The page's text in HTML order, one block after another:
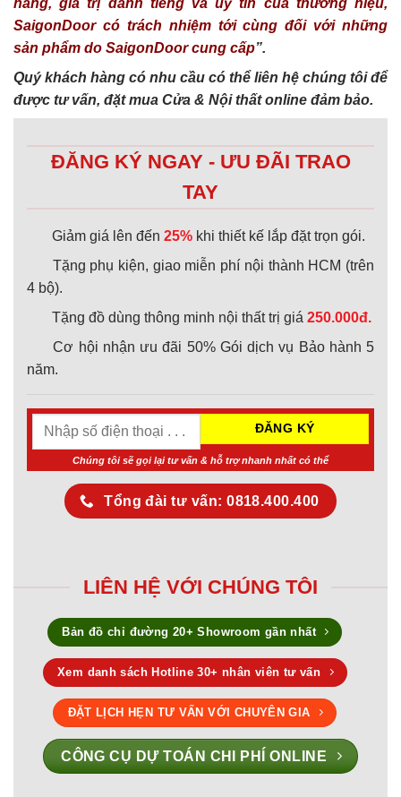
SaigonDoor có trách nhiệm tới cùng đối với những
sản phẩm do SaigonDoor cung cấp”.
Quý khách hàng có nhu cầu có thể liên hệ chúng tôi để
được tư vấn, đặt mua Cửa & Nội thất online đảm bảo.
ĐĂNG KÝ NGAY - ƯU ĐÃI TRAO
TAY
Giảm giá lên đến 25% khi thiết kế lắp đặt trọn gói.
Tặng phụ kiện, giao miễn phí nội thành HCM (trên
4 bộ).
Tặng đồ dùng thông minh nội thất trị giá 250.000đ.
Cơ hội nhận ưu đãi 50% Gói dịch vụ Bảo hành 5
năm.
Chúng tôi sẽ gọi lại tư vấn & hỗ trợ nhanh nhất có thể
Tổng đài tư vấn: 0818.400.400
LIÊN HỆ VỚI CHÚNG TÔI
Bản đồ chỉ đường 20+ Showroom gần nhất
Xem danh sách Hotline 30+ nhân viên tư vấn
ĐẶT LỊCH HẸN TƯ VẤN VỚI CHUYÊN GIA
CÔNG CỤ DỰ TOÁN CHI PHÍ ONLINE